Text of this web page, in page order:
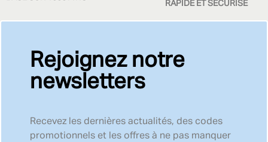
RAPIDE ET SÉCURISÉ
Rejoignez notre
newsletters
Recevez les dernières actualités, des codes
promotionnels et les offres à ne pas manquer